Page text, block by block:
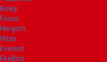
Boley
Focus
Hergom
Hitze
Everest
FireBird